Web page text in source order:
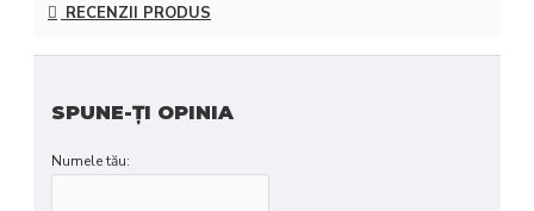
RECENZII PRODUS
SPUNE-ŢI OPINIA
Numele tău: